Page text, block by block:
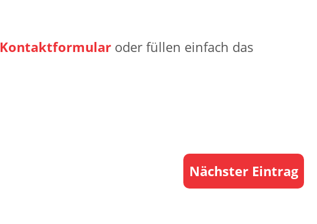
Kontaktformular oder füllen einfach das
Nächster Eintrag